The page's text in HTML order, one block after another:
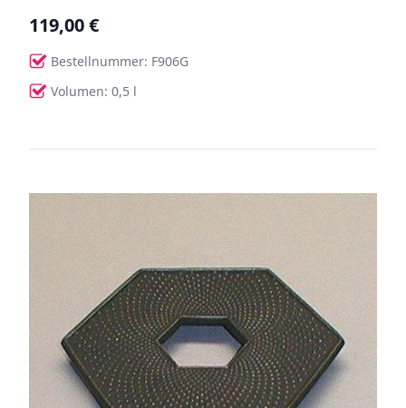
119,00 €
Bestellnummer: F906G
Volumen: 0,5 l